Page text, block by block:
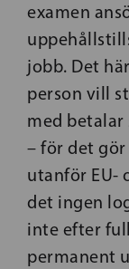
examen
jobb. Det
person vill
med
– för det
utanför EU-
det ingen
inte efter
permanent